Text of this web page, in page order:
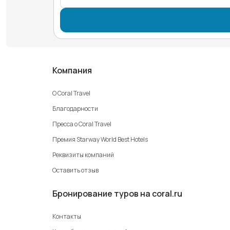
Компания
О Coral Travel
Благодарности
Пресса о Coral Travel
Премия Starway World Best Hotels
Реквизиты компаний
Оставить отзыв
Бронирование туров на coral.ru
Контакты